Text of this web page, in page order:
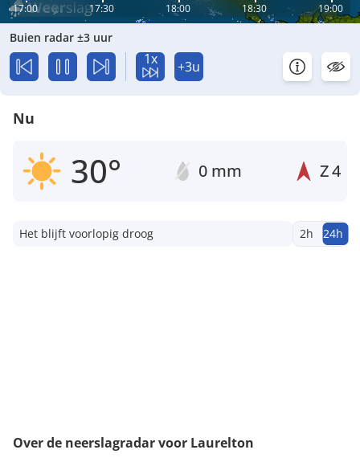
17:00 17:30 18:00 18:30 19:00
Buien radar ±3 uur
1x +3u
Nu
30° 0 mm Z4
Het blijft voorlopig droog 2h 24h
Over de neerslagradar voor Laurelton